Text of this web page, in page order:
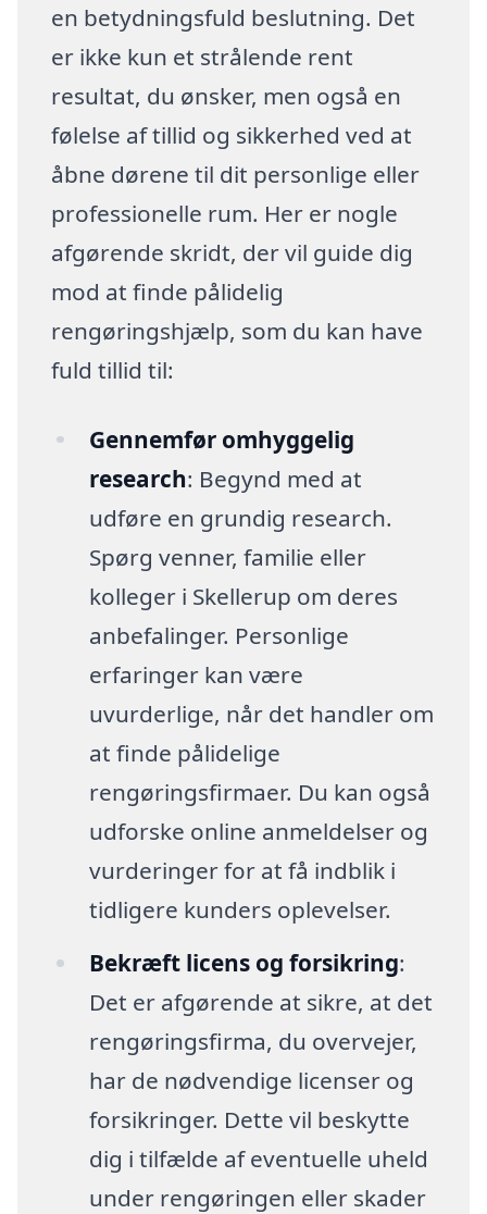
en betydningsfuld beslutning. Det
er ikke kun et strålende rent
resultat, du ønsker, men også en
følelse af tillid og sikkerhed ved at
åbne dørene til dit personlige eller
professionelle rum. Her er nogle
afgørende skridt, der vil guide dig
mod at finde pålidelig
rengøringshjælp, som du kan have
fuld tillid til:
Gennemfør omhyggelig
research: Begynd med at
udføre en grundig research.
Spørg venner, familie eller
kolleger i Skellerup om deres
anbefalinger. Personlige
erfaringer kan være
uvurderlige, når det handler om
at finde pålidelige
rengøringsfirmaer. Du kan også
udforske online anmeldelser og
vurderinger for at få indblik i
tidligere kunders oplevelser.
Bekræft licens og forsikring:
Det er afgørende at sikre, at det
rengøringsfirma, du overvejer,
har de nødvendige licenser og
forsikringer. Dette vil beskytte
dig i tilfælde af eventuelle uheld
under rengøringen eller skader